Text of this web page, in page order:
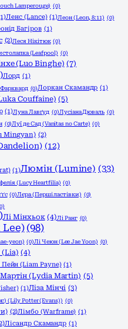
Lamperouge) (0)
Ленс (Lance) (1)Леон (Leon, 8:11) (0)
Багіров (1)
(2)Леся Нікітюк (0)
(Leafpool) (0)
(Luo Binghe) (7)
Лорд (1)
(0)Лоркан Скамандр (1)
Couffaine) (5)
(1)Луна Лавґуд (0)Лусіана Дюваль (0)
(0)Луї де Сад (Vanitas no Carte) (0)
Mingyan) (2)
(12)
(1)Люмін (Lumine) (33)
(Lucy Heartfilia) (0)
(0)Лєра (Перші ластівки) (0)
Лі Мінхьок (4)Лі Ранг (0)
Lee) (98)
yeon) (0)Лі Чеюн (Lee Jae Yoon) (0)
(Lia) (4)
(Liam Payne) (1)
Мартін (Lydia Martin) (5)
(1)Ліза Мінчі (3)
(Lily Potter (Evans)) (0)
(2)Лімбо (Warframe) (1)
Лісандр Скамандр (1)